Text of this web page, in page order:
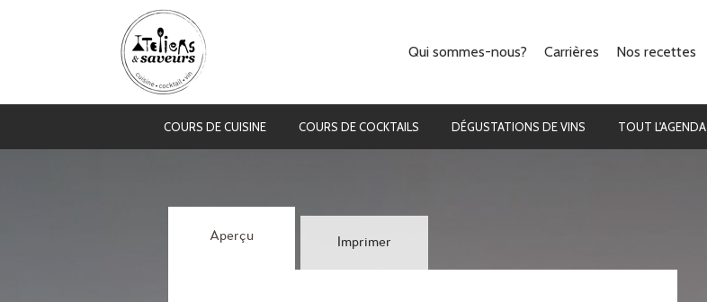
Qui sommes-nous?
Ils parlent de nous
Carrières Nos recettes
Les cocktails
COURS DE CUISINE COURS DE COCKTAILS DÉGUSTATIONS DE VINS TOUT L'AGENDA
Aperçu Imprimer